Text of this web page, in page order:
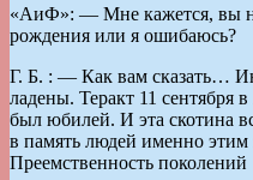
«AиФ»: — Мне кажется, вы
рождения или я ошибаюсь?
Г. Б. : — Как вам сказать…
ладены. Теракт 11 сентября
был юбилей. И эта скотина
в память людей именно этим
Преемственность поколений